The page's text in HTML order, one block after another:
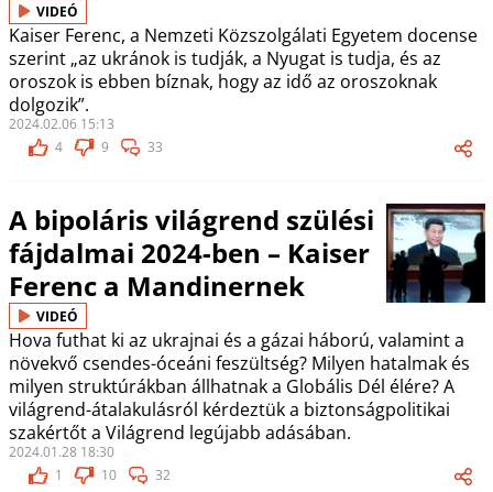
VIDEÓ
Kaiser Ferenc, a Nemzeti Közszolgálati Egyetem docense
szerint „az ukránok is tudják, a Nyugat is tudja, és az
oroszok is ebben bíznak, hogy az idő az oroszoknak
dolgozik”.
2024.02.06 15:13
4
9 33
A bipoláris világrend szülési
fájdalmai 2024-ben – Kaiser
Ferenc a Mandinernek
VIDEÓ
Hova futhat ki az ukrajnai és a gázai háború, valamint a
növekvő csendes-óceáni feszültség? Milyen hatalmak és
milyen struktúrákban állhatnak a Globális Dél élére? A
világrend-átalakulásról kérdeztük a biztonságpolitikai
szakértőt a Világrend legújabb adásában.
2024.01.28 18:30
1
10 32